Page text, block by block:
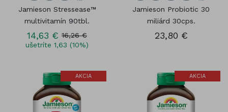
Jamieson Stressease™
multivitamín 90tbl.
14,63 € 16,26 €
ušetríte 1,63 (10%)
Jamieson Probiotic 30
miliárd 30cps.
23,80 €
AKCIA AKCIA